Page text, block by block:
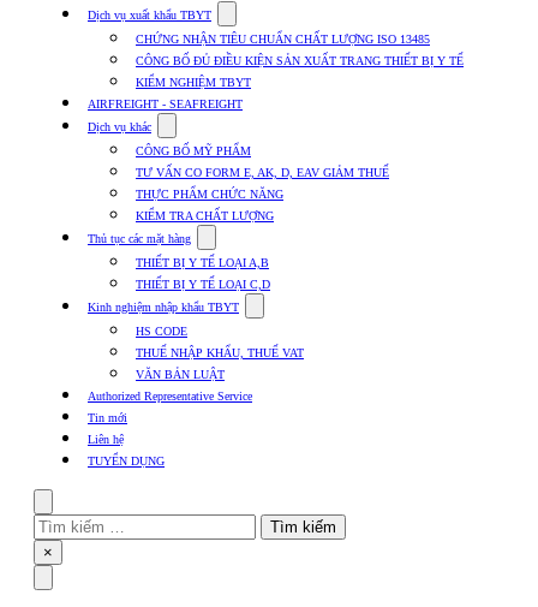
Dịch vụ xuất khẩu TBYT
submenu
for
Dịch
vụ
xuất
TBYT
CHỨNG NHẬN TIÊU CHUẨN CHẤT LƯỢNG ISO 13485
CÔNG BỐ ĐỦ ĐIỀU KIỆN SẢN XUẤT TRANG THIẾT BỊ Y TẾ
KIỂM NGHIỆM TBYT
AIRFREIGHT - SEAFREIGHT
Dịch vụ khác
submenu
for
Dịch
vụ
khác
CÔNG BỐ MỸ PHẨM
TƯ VẤN CO FORM E, AK, D, EAV GIẢM THUẾ
THỰC PHẨM CHỨC NĂNG
KIỂM TRA CHẤT LƯỢNG
Thủ tục các mặt hàng
submenu
for
Thủ
tục
mặt
hàng
THIẾT BỊ Y TẾ LOẠI A,B
THIẾT BỊ Y TẾ LOẠI C,D
Kinh nghiệm nhập khẩu TBYT
submenu
Kinh
HS CODE
THUẾ NHẬP KHẨU, THUẾ VAT
VĂN BẢN LUẬT
Authorized Representative Service
Tin mới
Liên hệ
TUYỂN DỤNG
Tìm
kiếm
cho:
Close
×